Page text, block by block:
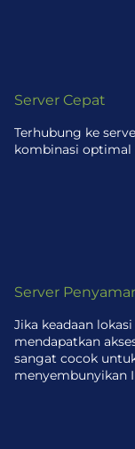
Server Cepat
Terhubung ke
kombinasi optimal
Server
Jika keadaan
mendapatkan
sangat cocok
menyembunyikan